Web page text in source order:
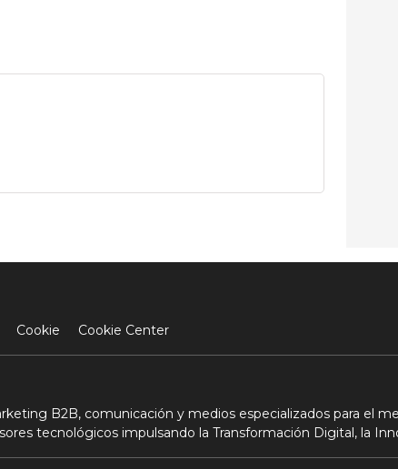
Cookie Cookie Center
B2B, comunicación y medios especializados para el
tecnológicos impulsando la Transformación Digital, la